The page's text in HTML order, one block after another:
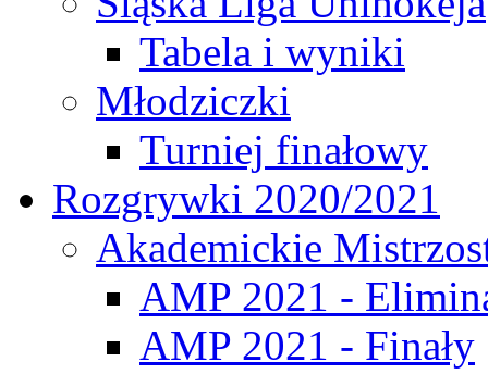
Tabela i wyniki
Młodziczki
Turniej finałowy
Rozgrywki 2020/2021
Akademickie
AMP 2021 -
AMP 2021 - Finały